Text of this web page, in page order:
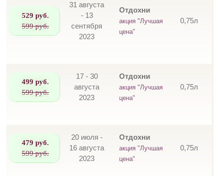
529 руб.
599 руб.
31 августа
- 13
сентября
2023
Отдохни
акция "Лучшая
цена"
0,75л
499 руб.
599 руб.
17 - 30
августа
2023
Отдохни
акция "Лучшая
цена"
0,75л
479 руб.
599 руб.
20 июля -
16 августа
2023
Отдохни
акция "Лучшая
цена"
0,75л